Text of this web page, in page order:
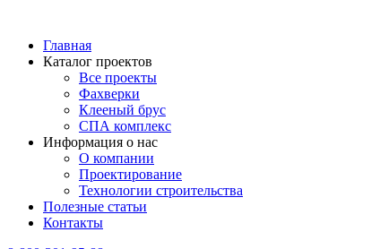
Главная
Каталог проектов
Все проекты
Фахверки
Клееный брус
СПА комплекс
Информация о нас
О компании
Проектирование
Технологии строительства
Полезные статьи
Контакты